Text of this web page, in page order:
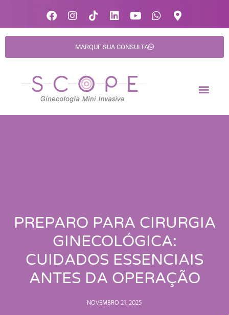
MARQUE SUA CONSULTA
PREPARO PARA CIRURGIA
GINECOLÓGICA:
CUIDADOS ESSENCIAIS
ANTES DA OPERAÇÃO
NOVEMBRO 21, 2025